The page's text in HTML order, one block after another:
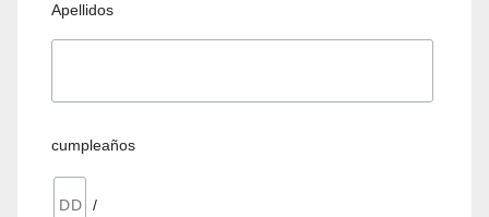
Apellidos
cumpleaños
/